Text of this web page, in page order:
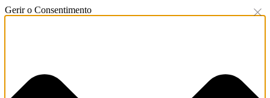
Gerir o Consentimento